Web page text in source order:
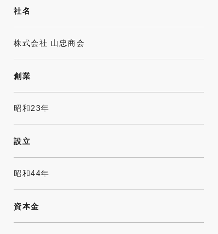
社名
株式会社 山忠商会
創業
昭和23年
設立
昭和44年
資本金